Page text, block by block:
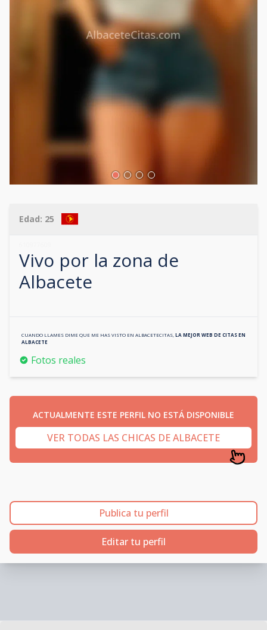
Edad: 25
Vivo por la zona de
Albacete
CUANDO LLAMES DIME QUE ME HAS VISTO EN ALBACETECITAS LA MEJOR WEB DE CITAS EN
ALBACETE
Fotos reales
ACTUALMENTE ESTE PERFIL NO ESTÁ DISPONIBLE
VER TODAS LAS CHICAS DE ALBACETE
Publica tu perfil
Editar tu perfil